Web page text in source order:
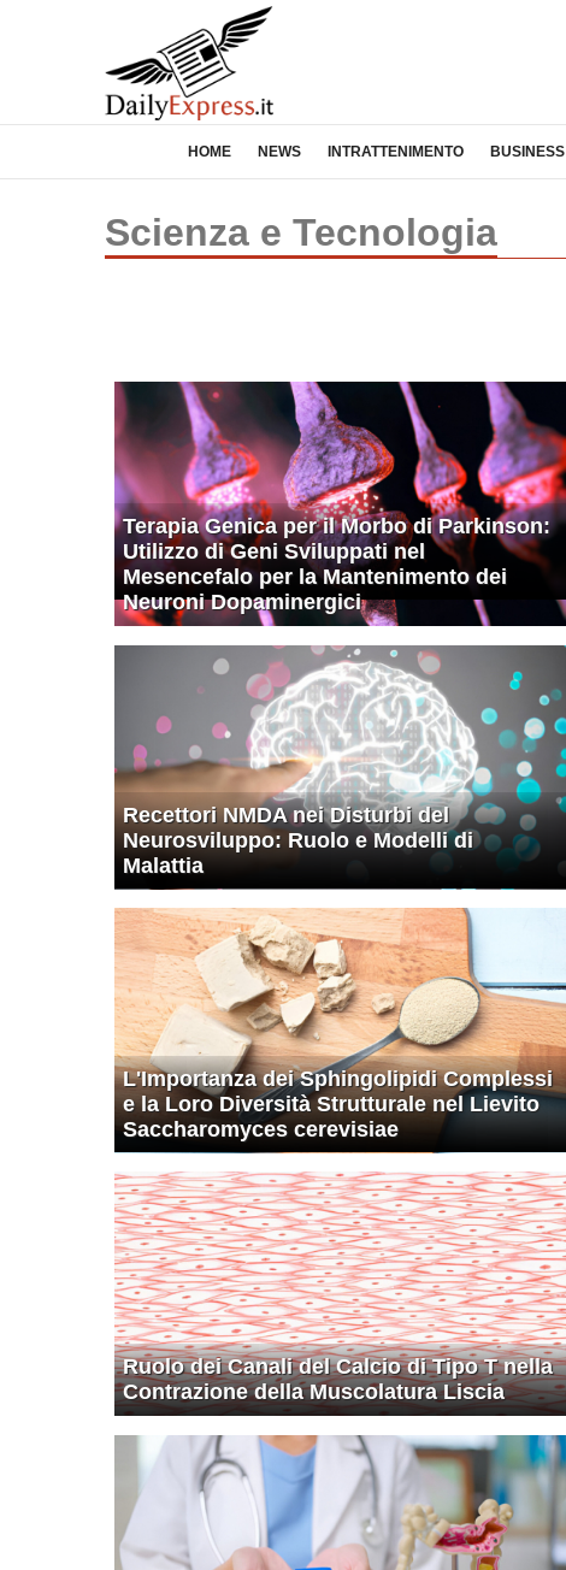
HOME NEWS INTRATTENIMENTO BUSINESS
Scienza e Tecnologia
Terapia Genica per il Morbo di Parkinson:
Utilizzo di Geni Sviluppati nel
Mesencefalo per la Mantenimento dei
Neuroni Dopaminergici
Recettori NMDA nei Disturbi del
Neurosviluppo: Ruolo e Modelli di
Malattia
L'Importanza dei Sphingolipidi Complessi
e la Loro Diversità Strutturale nel Lievito
Saccharomyces cerevisiae
Ruolo dei Canali del Calcio di Tipo T nella
Contrazione della Muscolatura Liscia